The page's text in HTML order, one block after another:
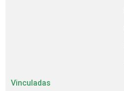
Vinculadas